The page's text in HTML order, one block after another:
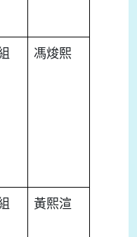
馮焌熙
黃熙渲